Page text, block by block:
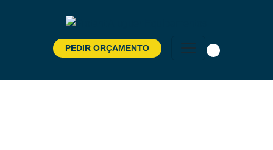
PEDIR ORÇAMENTO Pesquisar